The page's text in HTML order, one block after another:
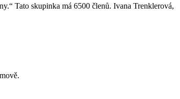
Tato skupinka má 6500 členů. Ivana Trenklerová,